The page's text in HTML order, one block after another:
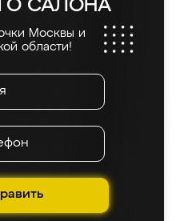
САЛОНА
Москвы и
области!